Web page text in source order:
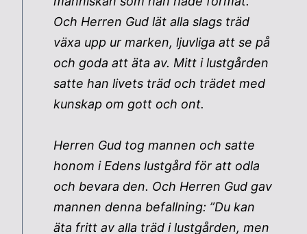
Och Herren Gud lät alla slags träd
växa upp ur marken, ljuvliga att se på
och goda att äta av. Mitt i lustgården
satte han livets träd och trädet med
kunskap om gott och ont.
Herren Gud tog mannen och satte
honom i Edens lustgård för att odla
och bevara den. Och Herren Gud gav
mannen denna befallning: ”Du kan
äta fritt av alla träd i lustgården, men